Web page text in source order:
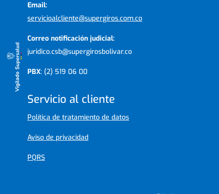
Email:
servicioalcliente@supergiros.com.co
Correo notificación judicial:
juridico.csb@supergirosbolivar.co
PBX: (2) 519 06 00
Servicio al cliente
Política de tratamiento de datos
Aviso de privacidad
PQRS